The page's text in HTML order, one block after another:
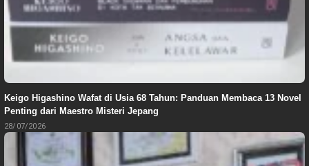
Keigo Higashino Wafat di Usia 68 Tahun: Panduan Membaca 13 Novel
Penting dari Maestro Misteri Jepang
28/07/2026